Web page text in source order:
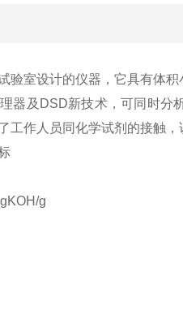
验室设计的仪器，它具有体
器及DSD新技术，可同时
工作人员同化学试剂的接触，
g